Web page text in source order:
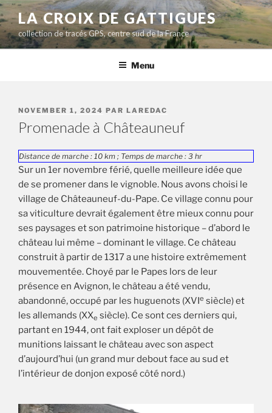
Aller
au
contenu
principal
LA CROIX DE GATTIGUES
collection de tracés GPS, centre sud de la France
Menu
PUBLIÉ
NOVEMBER 1, 2024 PAR LAREDAC
Promenade à Châteauneuf
Distance de marche : 10 km ; Temps de marche : 3 hr
Sur un 1er novembre férié, quelle meilleure idée que
de se promener dans le vignoble. Nous avons choisi le
village de Châteauneuf-du-Pape. Ce village connu pour
sa viticulture devrait également être mieux connu pour
ses paysages et son patrimoine historique – d’abord le
château lui même – dominant le village. Ce château
construit à partir de 1317 a une histoire extrêmement
mouvementée. Choyé par le Papes lors de leur
présence en Avignon, le château a été vendu,
abandonné, occupé par les huguenots (XVIe siècle) et
les allemands (XXe siècle). Ce sont ces derniers qui,
partant en 1944, ont fait exploser un dépôt de
munitions laissant le château avec son aspect
d’aujourd’hui (un grand mur debout face au sud et
l’intérieur de donjon exposé côté nord.)